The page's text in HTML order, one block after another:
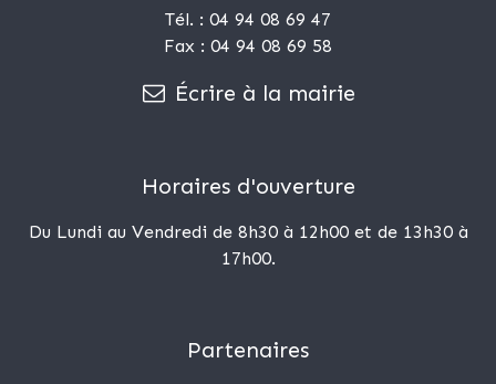
Tél. : 04 94 08 69 47
Fax : 04 94 08 69 58
Écrire à la mairie
Horaires d'ouverture
Du Lundi au Vendredi de 8h30 à 12h00 et de 13h30 à
17h00.
Partenaires